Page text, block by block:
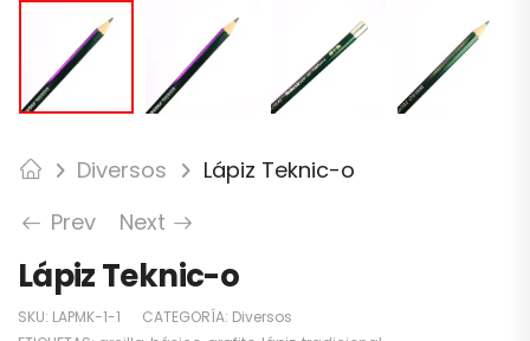
Diversos
Lápiz Teknic-o
Prev
Next
Lápiz Teknic-o
SKU: LAPMK-1-1 CATEGORÍA: Diversos